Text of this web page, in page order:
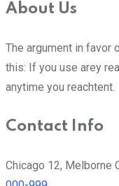
About Us
The argument in
this: If you use arey
anytime you reachtent.
Contact Info
Chicago 12, Melborne